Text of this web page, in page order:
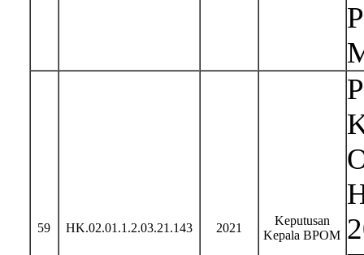
59 HK.02.01.1.2.03.21.143 2021
Keputusan
Kepala BPOM